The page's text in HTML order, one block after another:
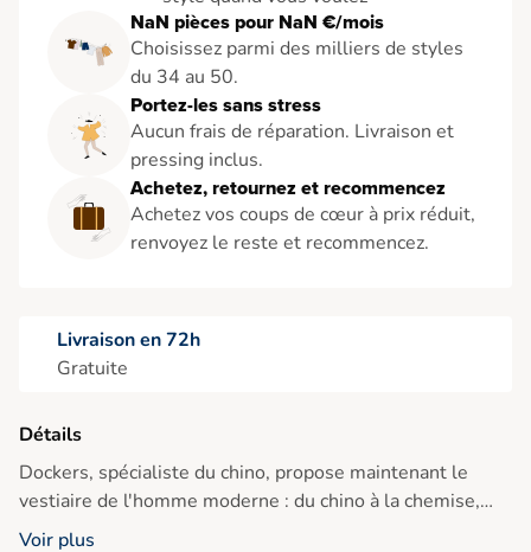
NaN pièces pour NaN €/mois
Choisissez parmi des milliers de styles
du 34 au 50.
Portez-les sans stress
Aucun frais de réparation. Livraison et
pressing inclus.
Achetez, retournez et recommencez
Achetez vos coups de cœur à prix réduit,
renvoyez le reste et recommencez.
Livraison en 72h
Gratuite
Détails
Dockers, spécialiste du chino, propose maintenant le
vestiaire de l'homme moderne : du chino à la chemise,
retrouvez des pièces pratiques pour des looks casual
Voir plus